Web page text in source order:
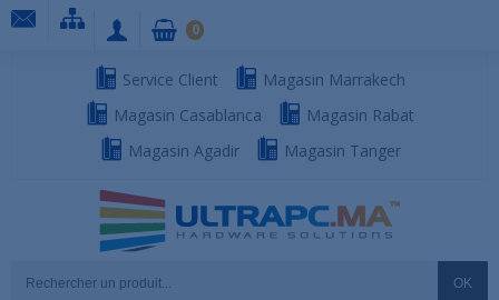
Service Client
Magasin Marrakech
Magasin Casablanca
Magasin Rabat
Magasin Agadir
Magasin Tanger
OK
0